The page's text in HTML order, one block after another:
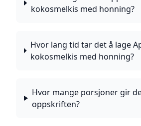
kokosmelkis med honning?
Hvor lang tid tar det å lage
kokosmelkis med honning?
Hvor mange porsjoner gir
oppskriften?